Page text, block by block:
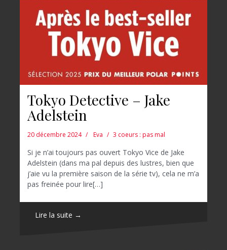
Tokyo Detective – Jake
Adelstein
20 décembre 2024 Eva 3 coeurs : pas mal
Si je n’ai toujours pas ouvert Tokyo Vice de Jake
Adelstein (dans ma pal depuis des lustres, bien que
j’aie vu la première saison de la série tv), cela ne m’a
pas freinée pour lire[…]
Lire la suite →